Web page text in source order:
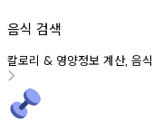
음식 검색
칼로리 & 영양정보 계산, 음식